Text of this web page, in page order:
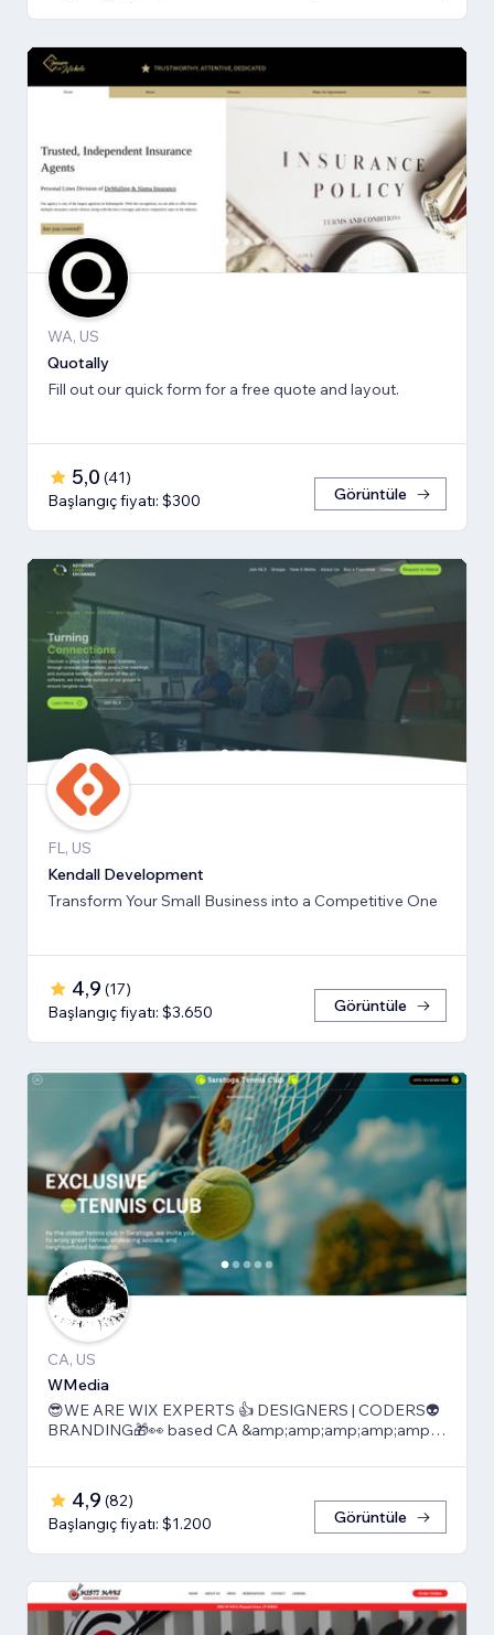
WA, US
Quotally
Fill out our quick form for a free quote and layout.
5,0 (41)
Başlangıç fiyatı: $300
Görüntüle
FL, US
Kendall Development
Transform Your Small Business into a Competitive One
4,9 (17)
Başlangıç fiyatı: $3.650
Görüntüle
CA, US
WMedia
😎WE ARE WIX EXPERTS 👍 DESIGNERS | CODERS👽
BRANDING🎁👀 based CA &amp;amp;amp;amp;amp;
4,9 (82)
Başlangıç fiyatı: $1.200
Görüntüle